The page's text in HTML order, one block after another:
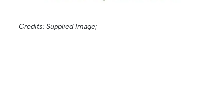
Credits: Supplied Image;